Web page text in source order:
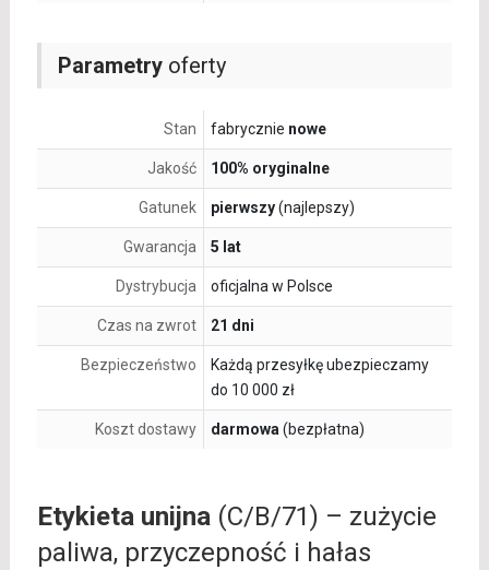
Parametryoferty
Stan fabrycznie nowe
Jakość 100% oryginalne
Gatunek pierwszy(najlepszy)
Gwarancja 5 lat
Dystrybucja oficjalna w Polsce
Czas na zwrot 21 dni
Bezpieczeństwo
Każdą przesyłkę ubezpieczamy
do 10 000 zł
Koszt dostawy darmowa (bezpłatna)
Etykieta unijna(C/B/71) – zużycie
paliwa, przyczepność i hałas